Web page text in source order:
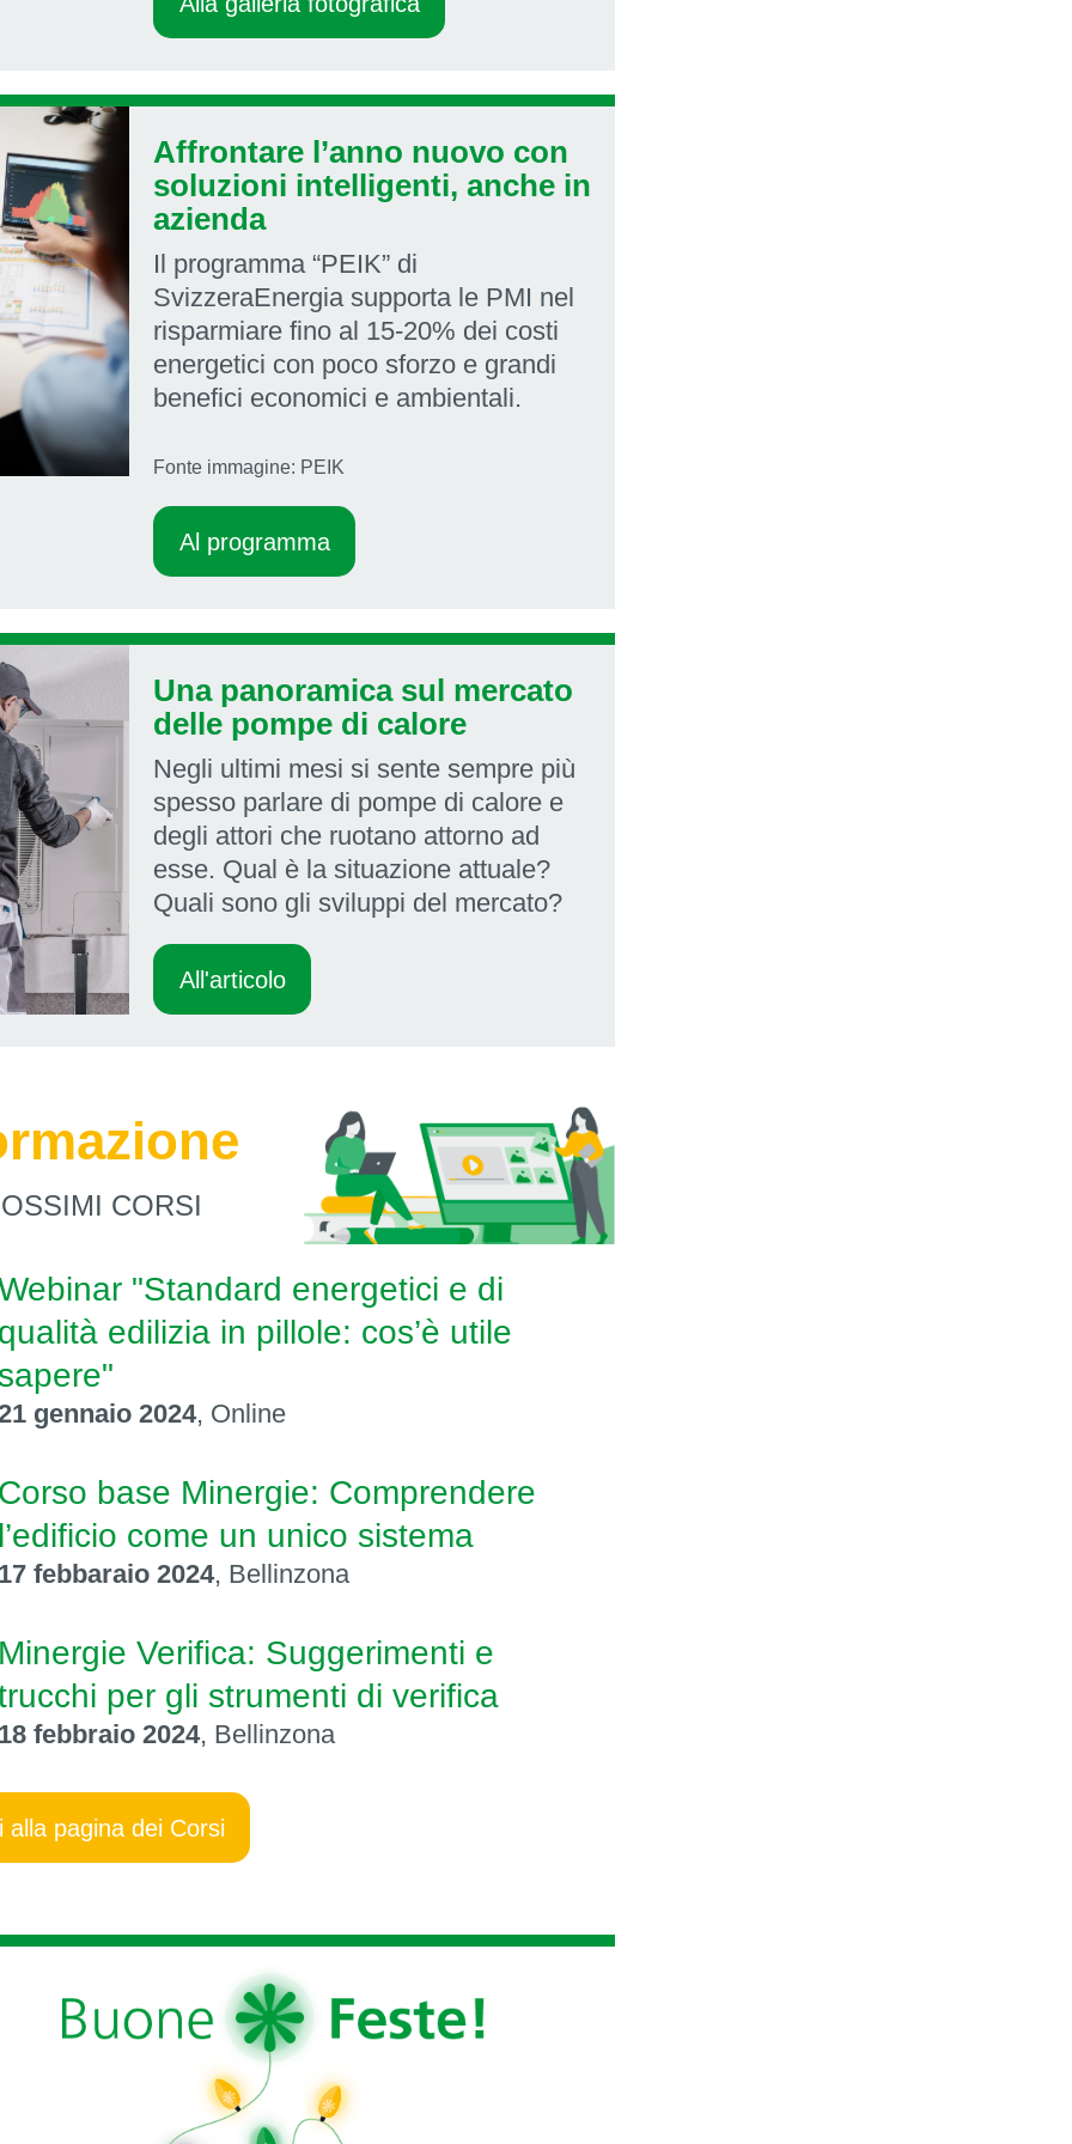
Affrontare l’anno nuovo con
soluzioni intelligenti, anche in
azienda
Il programma “PEIK” di
SvizzeraEnergia supporta le PMI nel
risparmiare fino al 15-20% dei costi
energetici con poco sforzo e grandi
benefici economici e ambientali.
Fonte immagine: PEIK
Al programma
Una panoramica sul mercato
delle pompe di calore
Negli ultimi mesi si sente sempre più
spesso parlare di pompe di calore e
degli attori che ruotano attorno ad
esse. Qual è la situazione attuale?
Quali sono gli sviluppi del mercato?
All'articolo
CORSI
"Standard energetici e di
edilizia in pillole: cos’è utile
gennaio 2024‍, Online
base Minergie: Comprendere
come un unico sistema
febbaraio 2024‍, Bellinzona
Verifica: Suggerimenti e
per gli strumenti di verifica
febbraio 2024‍, Bellinzona
alla pagina dei Corsi